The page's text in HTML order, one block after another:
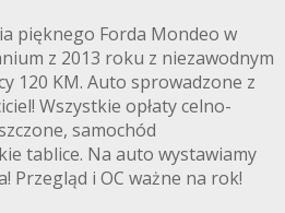
pięknego Forda Mondeo w
z 2013 roku z niezawodnym
120 KM. Auto sprowadzone z
Wszystkie opłaty celno-
samochód
tablice. Na auto wystawiamy
Przegląd i OC ważne na rok!